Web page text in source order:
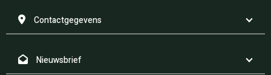
Contactgegevens
Nieuwsbrief